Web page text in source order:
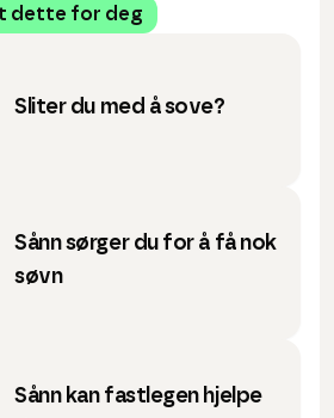
dette for deg
Sliter du med å sove?
Sånn sørger du for å få nok
søvn
Sånn kan fastlegen hjelpe